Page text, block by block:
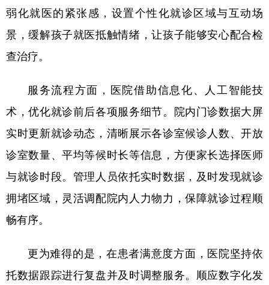
弱化就医的紧张感，设置个性化就诊区域与互动场
景，缓解孩子就医抵触情绪，让孩子能够安心配合检
查治疗。
服务流程方面，医院借助信息化、人工智能技
术，优化就诊前后各项服务细节。院内门诊数据大屏
实时更新就诊动态，清晰展示各诊室候诊人数、开放
诊室数量、平均等候时长等信息，方便家长选择医师
与就诊时段。管理人员依托实时数据，及时发现就诊
拥堵区域，灵活调配院内人力物力，保障就诊过程顺
畅有序。
更为难得的是，在患者满意度方面，医院坚持依
托数据跟踪进行复盘并及时调整服务。顺应数字化发